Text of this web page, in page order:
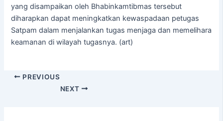
yang disampaikan oleh Bhabinkamtibmas tersebut
diharapkan dapat meningkatkan kewaspadaan petugas
Satpam dalam menjalankan tugas menjaga dan memelihara
keamanan di wilayah tugasnya. (art)
PREVIOUS
NEXT